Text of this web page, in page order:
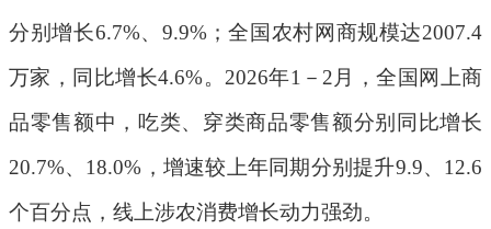
分别增长6.7%、 9.9%；全国农村网商规模达2007.4
万家，同比增长4.6%。 2026年1 － 2 月，全国网上商
品零售额中，吃类、穿类商品零售额分别同比增长
20.7%、 18.0% ，增速较上年同期分别提升9.9、 12.6
个百分点，线上涉农消费增长动力强劲。